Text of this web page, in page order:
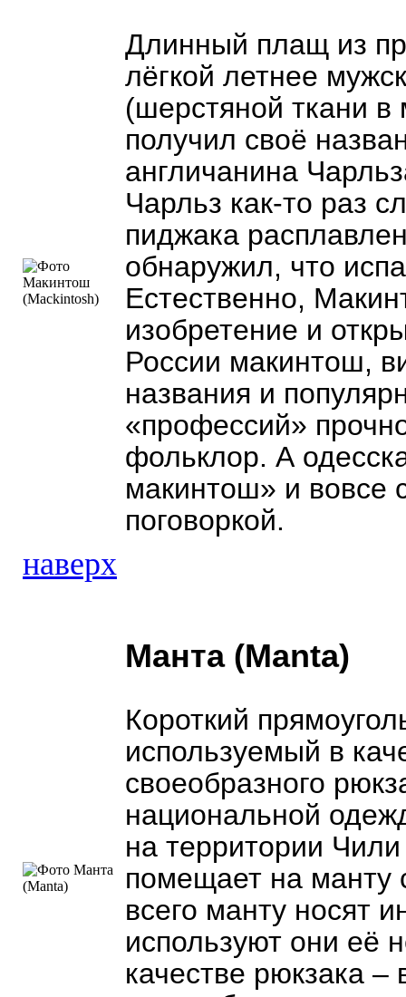
Длинный плащ из
лёгкой летнее
(шерстяной ткани
получил своё
англичанина
Чарльз как-то раз
пиджака
обнаружил, что
Естественно,
изобретение и
России макинтош,
названия и
«профессий»
фольклор. А
макинтош» и вовсе
поговоркой.
наверх
Манта (Manta)
Короткий
используемый в
своеобразного
национальной
на территории
помещает на манту
всего манту носят
используют они её
качестве рюкзака –